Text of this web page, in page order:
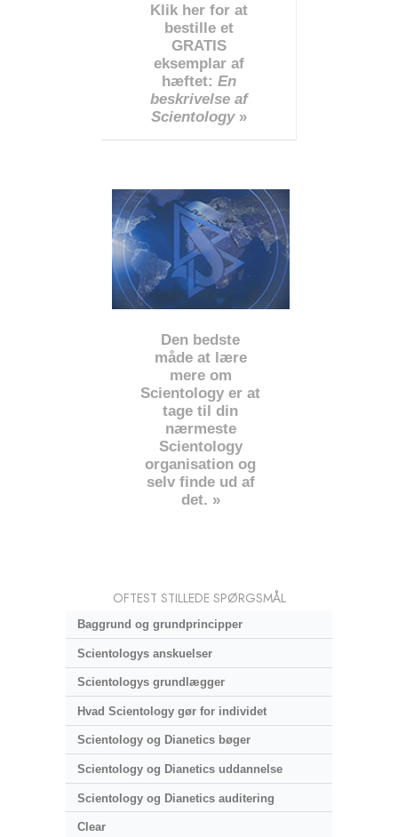
Klik her for at
bestille et
GRATIS
eksemplar af
hæftet: En
beskrivelse af
Scientology»
Den bedste
måde at lære
mere om
Scientology er at
tage til din
nærmeste
Scientology
organisation og
selv finde ud af
det. »
OFTEST STILLEDE SPØRGSMÅL
Baggrund og grundprincipper
Scientologys anskuelser
Scientologys grundlægger
Hvad Scientology gør for individet
Scientology og Dianetics bøger
Scientology og Dianetics uddannelse
Scientology og Dianetics auditering
Clear